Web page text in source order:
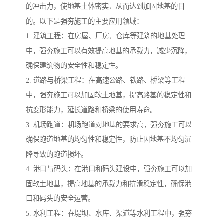
的冲击力，使地基土体密实，从而达到加固地基的目
的。以下是强夯施工的主要应用领域：
1. 建筑工程：在房屋、厂房、仓库等建筑的地基处理
中，强夯施工可以有效提高地基的承载力，减少沉降，
确保建筑物的安全性和稳定性。
2. 道路与桥梁工程：在高速公路、铁路、桥梁等工程
中，强夯施工可以加固软土地基，提高路基的稳定性和
抗变形能力，延长道路和桥梁的使用寿命。
3. 机场跑道：机场跑道对地基的要求高，强夯施工可以
确保跑道地基的均匀性和稳定性，防止因地基不均匀沉
降导致的跑道损坏。
4. 港口与码头：在港口和码头建设中，强夯施工可以加
固软土地基，提高地基的承载力和抗滑稳定性，确保港
口和码头的安全运营。
5. 水利工程：在堤坝、水库、渠道等水利工程中，强夯